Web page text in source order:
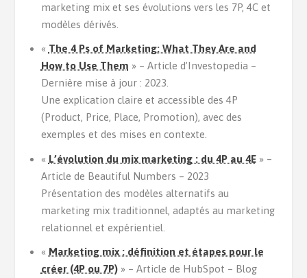
marketing mix et ses évolutions vers les 7P, 4C et
modèles dérivés.
« The 4 Ps of Marketing: What They Are and
How to Use Them » – Article d’Investopedia –
Dernière mise à jour : 2023.
Une explication claire et accessible des 4P
(Product, Price, Place, Promotion), avec des
exemples et des mises en contexte.
« L’évolution du mix marketing : du 4P au 4E» –
Article de Beautiful Numbers – 2023
Présentation des modèles alternatifs au
marketing mix traditionnel, adaptés au marketing
relationnel et expérientiel.
« Marketing mix : définition et étapes pour le
créer (4P ou 7P) » – Article de HubSpot – Blog